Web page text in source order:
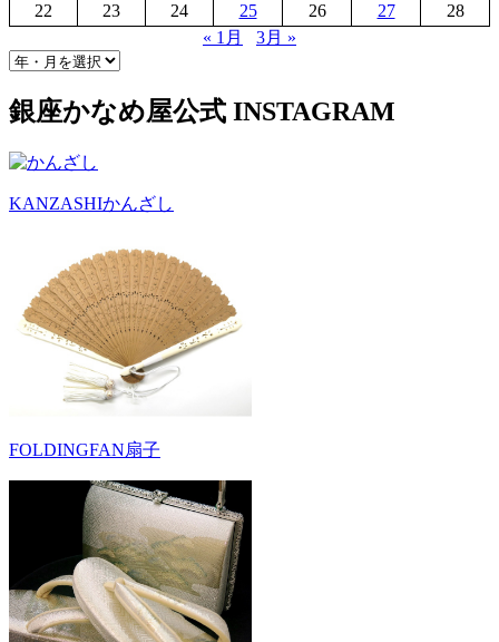
22
23 24 25 26 27
28
« 1月
3月 »
銀座かなめ屋公式 INSTAGRAM
KANZASHIかんざし
FOLDINGFAN扇子